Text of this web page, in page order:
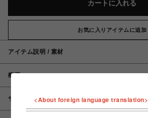
カートに入れる
お気に入りアイテムに追加
アイテム説明 / 素材
概要
サイズ <About foreign language translation>